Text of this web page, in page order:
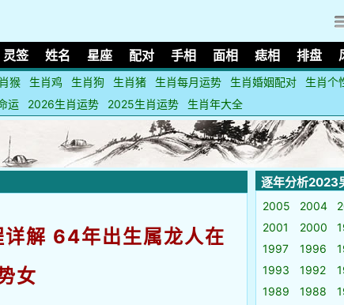
灵签 姓名 星座 配对 手相 面相 痣相 排盘
猴 生肖鸡 生肖狗 生肖猪 生肖每月运势 生肖婚姻配对 生肖个
运 2026生肖运势 2025生肖运势 生肖年大全
解 64年出生属龙人在
女
逐年分析2023
2005 2004
2001
2000
1997
1996
1993
1992
1989
1988